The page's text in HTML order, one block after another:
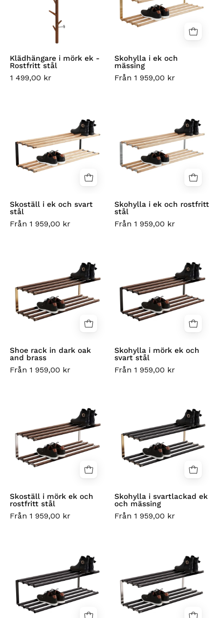
Rostfritt
stål
Klädhängare i mörk ek -
Rostfritt stål
1 499,00 kr
mässing
Skohylla i ek och
mässing
Från 1 959,00 kr
och
svart
stål
Skoställ i ek och svart
stål
Från 1 959,00 kr
och
rostfritt
stål
Skohylla i ek och rostfritt
stål
Från 1 959,00 kr
dark
oak
and
Shoe rack in dark oak
and brass
Från 1 959,00 kr
mörk
ek
och
svart
Skohylla i mörk ek och
svart stål
Från 1 959,00 kr
mörk
ek
och
rostfritt
Skoställ i mörk ek och
rostfritt stål
Från 1 959,00 kr
svartlackad
ek
och
mässing
Skohylla i svartlackad ek
och mässing
Från 1 959,00 kr
svartlackerad
ek
och
svart
svartlackerad
ek
och
rostfritt